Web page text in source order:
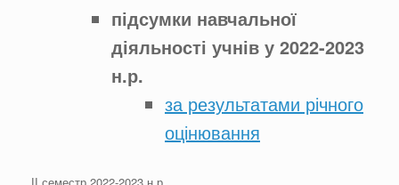
підсумки навчальної
діяльності учнів у 2022-2023
н.р.
за результатами річного
оцінювання